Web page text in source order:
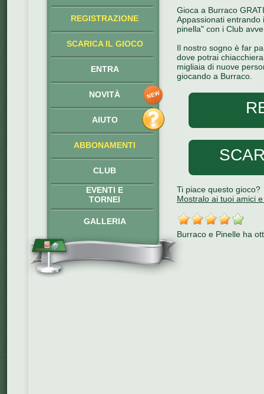
REGISTRAZIONE
SCARICA IL GIOCO
ENTRA
NOVITÀ
AIUTO
ABBONAMENTI
CLUB
EVENTI E
TORNEI
GALLERIA
Gioca a Burraco
Appassionati entrando
pinella" con i Club
Il nostro sogno è far
dove potrai
migliaia di nuove
giocando a Burraco.
Ti piace questo gioco?
Mostralo ai tuoi amici
Burraco e Pinelle ha